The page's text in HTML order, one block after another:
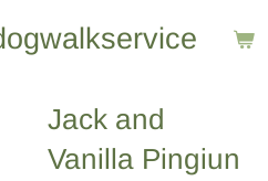
Jack and
Vanilla Pingiun